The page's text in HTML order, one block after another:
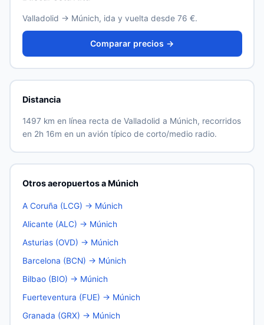
Valladolid → Múnich, ida y vuelta desde 76 €.
Comparar precios →
Distancia
1497 km en línea recta de Valladolid a Múnich, recorridos
en 2h 16m en un avión típico de corto/medio radio.
Otros aeropuertos a Múnich
A Coruña (LCG) → Múnich
Alicante (ALC) → Múnich
Asturias (OVD) → Múnich
Barcelona (BCN) → Múnich
Bilbao (BIO) → Múnich
Fuerteventura (FUE) → Múnich
Granada (GRX) → Múnich